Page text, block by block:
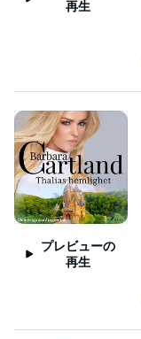
再生
プレビューの
再生